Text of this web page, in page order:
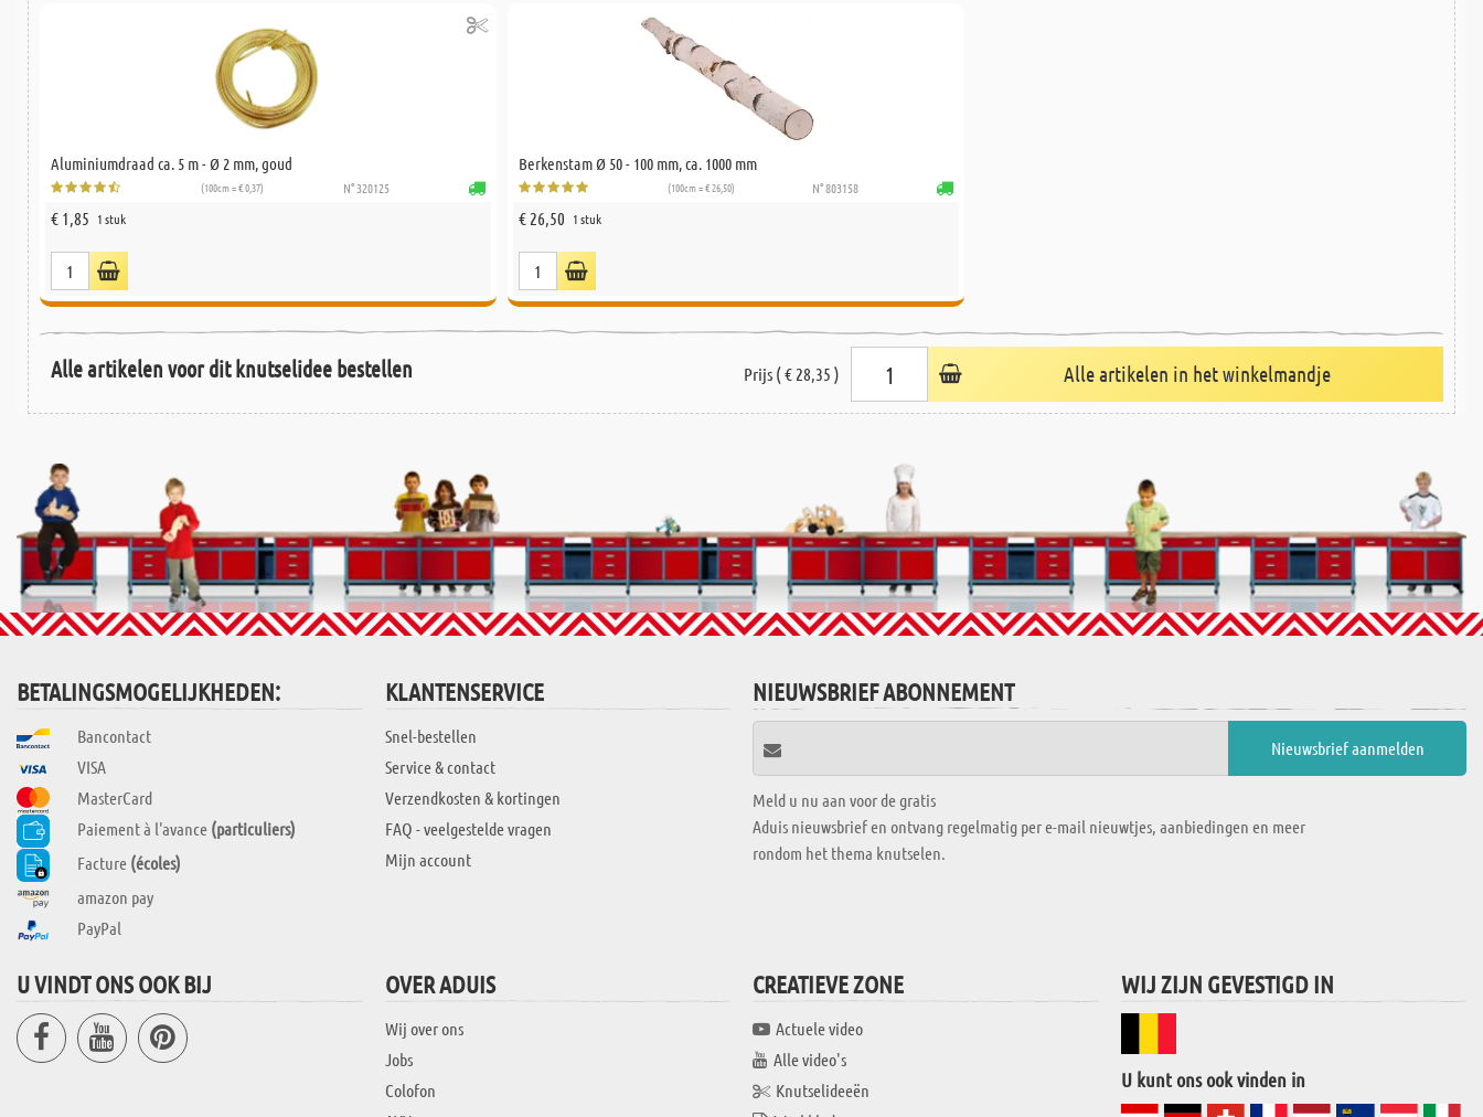
Aluminiumdraad ca. 5 m - Ø 2 mm, goud
(100cm = € 0,37) N° 320125
€ 1,85 1 stuk
Berkenstam Ø 50 - 100 mm, ca. 1000 mm
(100cm = € 26,50) N° 803158
€ 26,50 1 stuk
Alle artikelen voor dit knutselidee bestellen Prijs ( € 28,35 ) Alle artikelen in het winkelmandje
BETALINGSMOGELIJKHEDEN:
Bancontact
VISA
MasterCard
Paiement à l'avance (particuliers)
Facture (écoles)
amazon pay
PayPal
KLANTENSERVICE
Snel-bestellen
Service & contact
Verzendkosten & kortingen
FAQ - veelgestelde vragen
Mijn account
NIEUWSBRIEF ABONNEMENT
Meld u nu aan voor de gratis
Aduis nieuwsbrief en ontvang regelmatig per e-mail nieuwtjes, aanbiedingen en meer
rondom het thema knutselen.
U VINDT ONS OOK BIJ OVER ADUIS
Wij over ons
Jobs
Colofon
CREATIEVE ZONE
Actuele video
Alle video's
Knutselideeën
WIJ ZIJN GEVESTIGD IN
U kunt ons ook vinden in